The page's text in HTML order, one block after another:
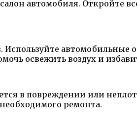
автомобиля. Откройте
автомобильные
освежить воздух и
в повреждении или
ремонта.